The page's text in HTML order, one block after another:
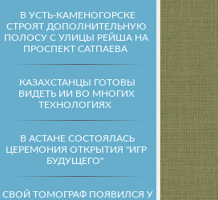
В УСТЬ-КАМЕНОГОРСКЕ
СТРОЯТ ДОПОЛНИТЕЛЬНУЮ
ПОЛОСУ С УЛИЦЫ РЕЙША НА
ПРОСПЕКТ САТПАЕВА
КАЗАХСТАНЦЫ ГОТОВЫ
ВИДЕТЬ ИИ ВО МНОГИХ
ТЕХНОЛОГИЯХ
В АСТАНЕ СОСТОЯЛАСЬ
ЦЕРЕМОНИЯ ОТКРЫТИЯ "ИГР
БУДУЩЕГО"
СВОЙ ТОМОГРАФ ПОЯВИЛСЯ У